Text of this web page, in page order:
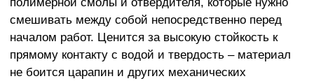
смешивать между собой непосредственно перед
началом работ. Ценится за высокую стойкость к
прямому контакту с водой и твердость – материал
не боится царапин и других механических